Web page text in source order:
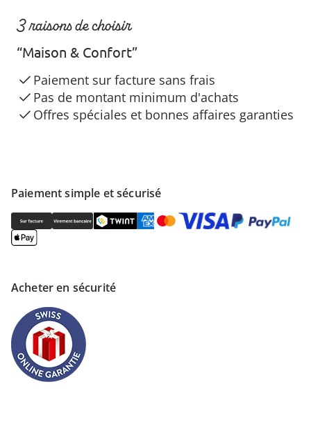
Paiement simple et sécurisé
Acheter en sécurité
3 raisons de choisir
“Maison & Confort”
Paiement sur facture sans frais
Pas de montant minimum d'achats
Offres spéciales et bonnes affaires garanties